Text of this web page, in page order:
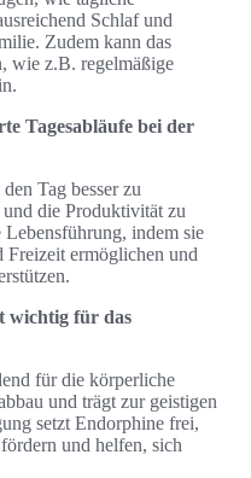
Schlaf und
Zudem kann das
wie z.B. regelmäßige
Tagesabläufe bei der
Tag besser zu
und die Produktivität zu
Lebensführung, indem sie
Freizeit ermöglichen und
wichtig für das
für die körperliche
und trägt zur geistigen
setzt Endorphine frei,
und helfen, sich